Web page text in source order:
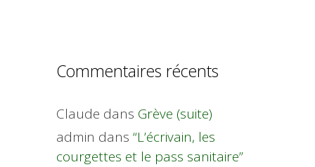
Commentaires récents
Claude dans Grève (suite)
admin dans “L’écrivain, les
courgettes et le pass sanitaire”